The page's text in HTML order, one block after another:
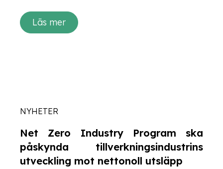
Läs mer
NYHETER
Net Zero Industry Program ska
påskynda tillverkningsindustrins
utveckling mot nettonoll utsläpp